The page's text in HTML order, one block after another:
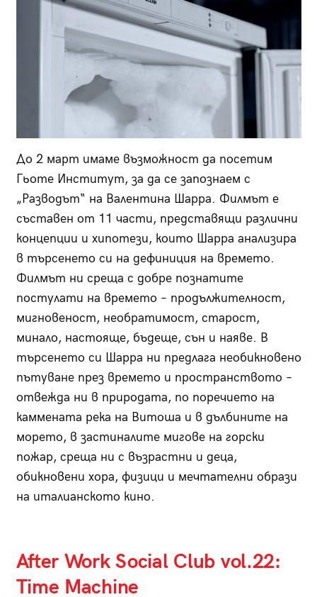
До 2 март имаме възможност да посетим
Гьоте Институт, за да се запознаем с
„Разводът“ на Валентина Шарра. Филмът е
съставен от 11 части, представящи различни
концепции и хипотези, които Шарра анализира
в търсенето си на дефиниция на времето.
Филмът ни среща с добре познатите
постулати на времето – продължителност,
мигновеност, необратимост, старост,
минало, настояще, бъдеще, сън и наяве. В
търсенето си Шарра ни предлага необикновено
пътуване през времето и пространството –
отвежда ни в природата, по поречието на
каммената река на Витоша и в дълбините на
морето, в застиналите мигове на горски
пожар, среща ни с възрастни и деца,
обикновени хора, физици и мечтателни образи
на италианското кино.
After Work Social Club vol.22:
Time Machine